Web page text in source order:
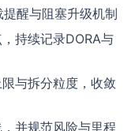
醒与阻塞升级机制
持续记录DORA与
与拆分粒度，收敛
并规范风险与里程